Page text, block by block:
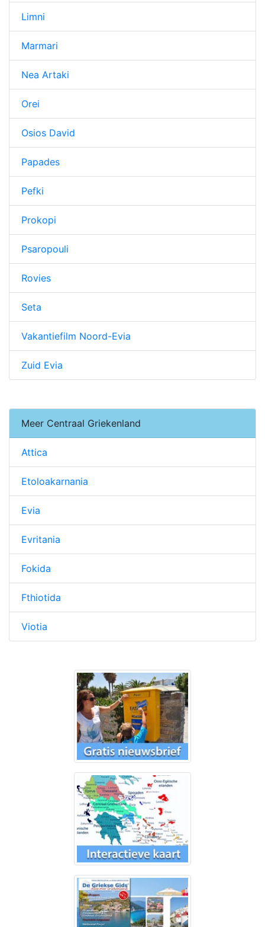
Limni
Marmari
Nea Artaki
Orei
Osios David
Papades
Pefki
Prokopi
Psaropouli
Rovies
Seta
Vakantiefilm Noord-Evia
Zuid Evia
Meer Centraal Griekenland
Attica
Etoloakarnania
Evia
Evritania
Fokida
Fthiotida
Viotia